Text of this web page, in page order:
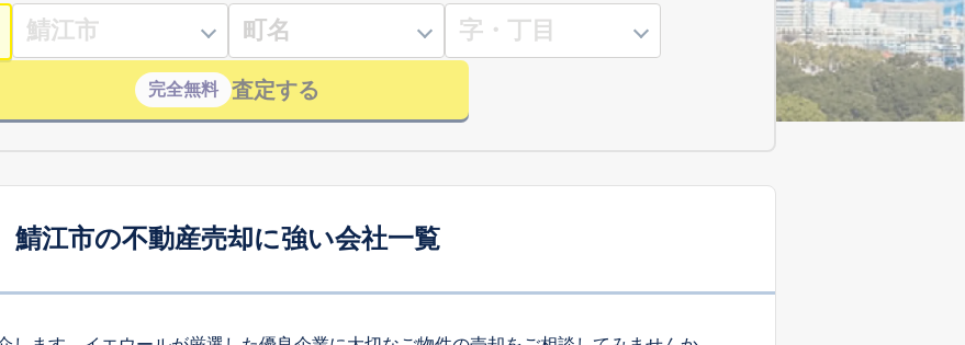
完全無料 査定する
鯖江市の不動産売却に強い会社一覧